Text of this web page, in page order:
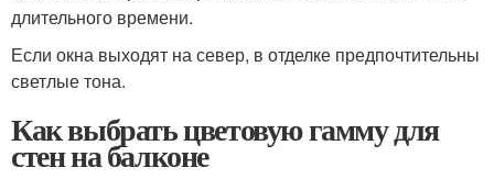
длительного времени.
Если окна выходят на север, в отделке предпочтительны
светлые тона.
Как выбрать цветовую гамму для
стен на балконе